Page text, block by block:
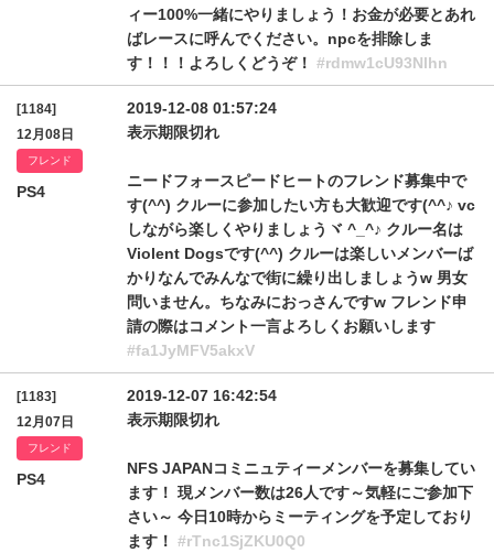
ィー100%一緒にやりましょう！お金が必要とあれ
ばレースに呼んでください。npcを排除しま
す！！！よろしくどうぞ！ #rdmw1cU93Nlhn
[1184]
12月08日
フレンド
PS4
2019-12-08 01:57:24
表示期限切れ
ニードフォースピードヒートのフレンド募集中で
す(^^) クルーに参加したい方も大歓迎です(^^♪ vc
しながら楽しくやりましょうヾ ^_^♪ クルー名は
Violent Dogsです(^^) クルーは楽しいメンバーば
かりなんでみんなで街に繰り出しましょうw 男女
問いません。ちなみにおっさんですw フレンド申
請の際はコメント一言よろしくお願いします
#fa1JyMFV5akxV
[1183]
12月07日
フレンド
PS4
2019-12-07 16:42:54
表示期限切れ
NFS JAPANコミニュティーメンバーを募集してい
ます！ 現メンバー数は26人です～気軽にご参加下
さい～ 今日10時からミーティングを予定しており
ます！ #rTnc1SjZKU0Q0